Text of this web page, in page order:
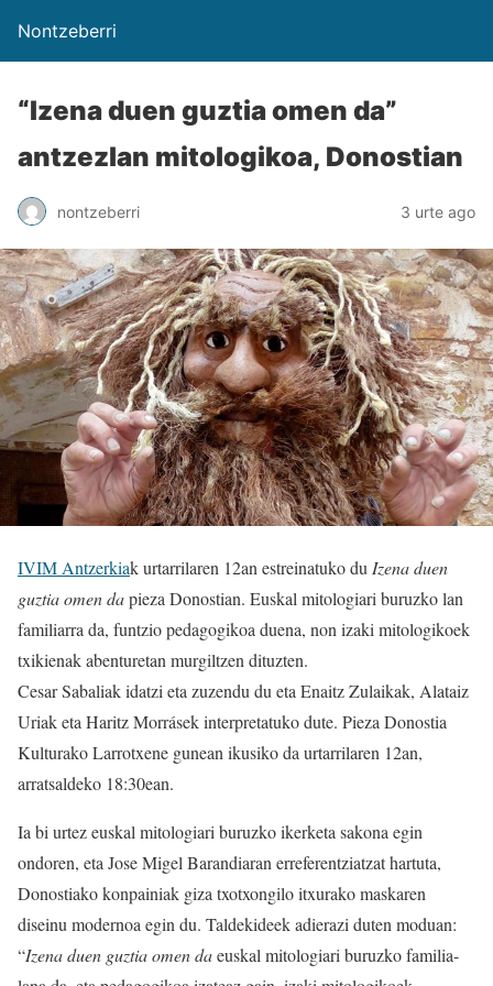
Nontzeberri
“Izena duen guztia omen da”
antzezlan mitologikoa, Donostian
nontzeberri 3 urte ago
IVIM Antzerkiak urtarrilaren 12an estreinatuko duIzena duen
guztia omen dapieza Donostian. Euskal mitologiari buruzko lan
familiarra da, funtzio pedagogikoa duena, non izaki mitologikoek
txikienak abenturetan murgiltzen dituzten.
Cesar Sabaliak idatzi eta zuzendu du eta Enaitz Zulaikak, Alataiz
Uriak eta Haritz Morrásek interpretatuko dute. Pieza Donostia
Kulturako Larrotxene gunean ikusiko da urtarrilaren 12an,
arratsaldeko 18:30ean.
Ia bi urtez euskal mitologiari buruzko ikerketa sakona egin
ondoren, eta Jose Migel Barandiaran erreferentziatzat hartuta,
Donostiako konpainiak giza txotxongilo itxurako maskaren
diseinu modernoa egin du. Taldekideek adierazi duten moduan:
“Izena duen guztia omen daeuskal mitologiari buruzko familia-